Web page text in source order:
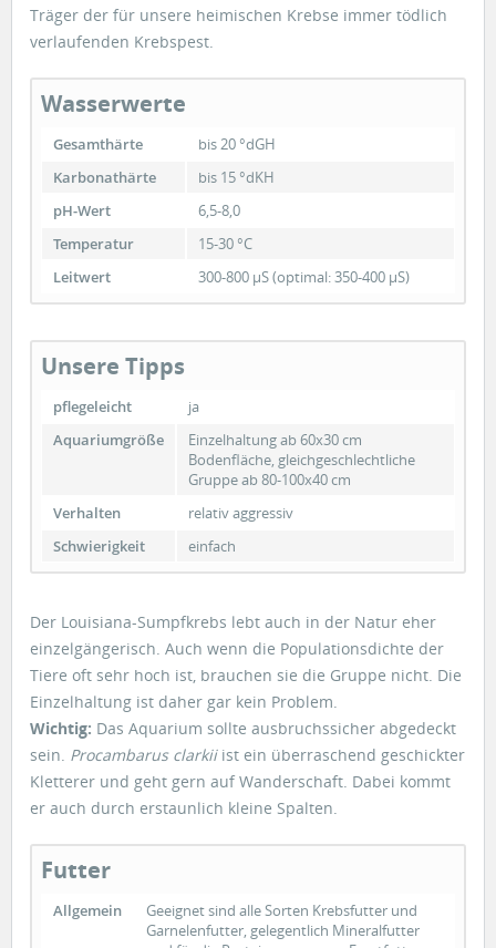
Träger der für unsere heimischen Krebse immer tödlich
verlaufenden Krebspest.
Wasserwerte
Gesamthärte
bis 20 °dGH
Karbonathärte
bis 15 °dKH
pH-Wert
6,5-8,0
Temperatur
15-30 °C
Leitwert
300-800 µS (optimal: 350-400 µS)
Unsere Tipps
pflegeleicht
ja
Aquariumgröße
Einzelhaltung ab 60x30 cm
Bodenfläche, gleichgeschlechtliche
Gruppe ab 80-100x40 cm
Verhalten
relativ aggressiv
Schwierigkeit
einfach
Der Louisiana-Sumpfkrebs lebt auch in der Natur eher
einzelgängerisch. Auch wenn die Populationsdichte der
Tiere oft sehr hoch ist, brauchen sie die Gruppe nicht. Die
Einzelhaltung ist daher gar kein Problem.
Wichtig: Das Aquarium sollte ausbruchssicher abgedeckt
sein. Procambarus clarkiiist ein überraschend geschickter
Kletterer und geht gern auf Wanderschaft. Dabei kommt
er auch durch erstaunlich kleine Spalten.
Futter
Allgemein
Geeignet sind alle Sorten Krebsfutter und
Garnelenfutter, gelegentlich Mineralfutter